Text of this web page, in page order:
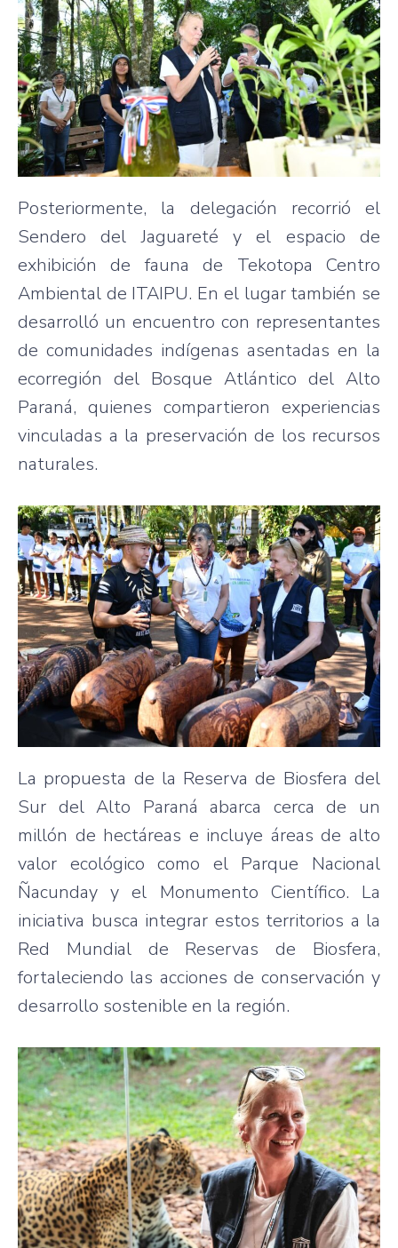
Posteriormente, la delegación recorrió el
Sendero del Jaguareté y el espacio de
exhibición de fauna de Tekotopa Centro
Ambiental de ITAIPU. En el lugar también se
desarrolló un encuentro con representantes
de comunidades indígenas asentadas en la
ecorregión del Bosque Atlántico del Alto
Paraná, quienes compartieron experiencias
vinculadas a la preservación de los recursos
naturales.
La propuesta de la Reserva de Biosfera del
Sur del Alto Paraná abarca cerca de un
millón de hectáreas e incluye áreas de alto
valor ecológico como el Parque Nacional
Ñacunday y el Monumento Científico. La
iniciativa busca integrar estos territorios a la
Red Mundial de Reservas de Biosfera,
fortaleciendo las acciones de conservación y
desarrollo sostenible en la región.